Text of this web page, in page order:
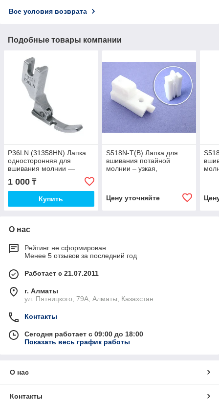
Все условия возврата
Подобные товары компании
P36LN (31358HN) Лапка
односторонняя для
вшивания молнии ―
левая, узкая.
1 000 ₸
Купить
S518N-T(B) Лапка для
вшивания потайной
молнии – узкая,
Цену уточняйте
О нас
Рейтинг не сформирован
Менее 5 отзывов за последний год
Работает с 21.07.2011
г. Алматы
ул. Пятницкого, 79А, Алматы, Казахстан
Контакты
Сегодня работает с 09:00 до 18:00
Показать весь график работы
О нас
Контакты